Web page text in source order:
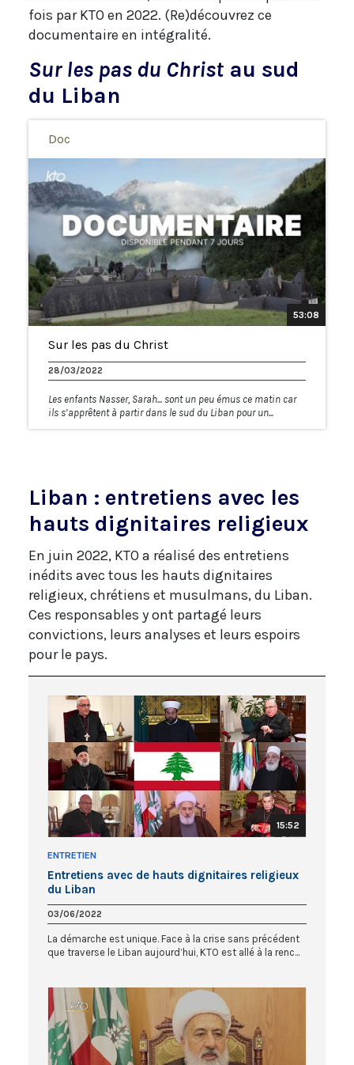
fois par KTO en 2022. (Re)découvrez ce
documentaire en intégralité.
Sur les pas du Christ au sud
du Liban
Doc
53:08
Sur les pas du Christ
28/03/2022
Les enfants Nasser, Sarah... sont un peu émus ce matin car
ils s’apprêtent à partir dans le sud du Liban pour un...
Liban : entretiens avec les
hauts dignitaires religieux
En juin 2022, KTO a réalisé des entretiens
inédits avec tous les hauts dignitaires
religieux, chrétiens et musulmans, du Liban.
Ces responsables y ont partagé leurs
convictions, leurs analyses et leurs espoirs
pour le pays.
15:52
ENTRETIEN
Entretiens avec de hauts dignitaires religieux
du Liban
03/06/2022
La démarche est unique. Face à la crise sans précédent
que traverse le Liban aujourd’hui, KTO est allé à la renc...